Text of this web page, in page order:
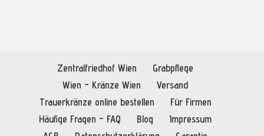
Zentralfriedhof Wien
Grabpflege
Wien – Kränze Wien
Versand
Trauerkränze online bestellen
Für Firmen
Häufige Fragen – FAQ
Blog
Impressum